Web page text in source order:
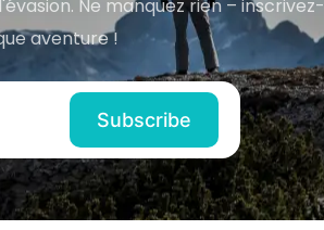
Ne manquez rien – inscrivez-
aventure !